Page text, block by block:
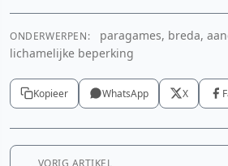
ONDERWERPEN:
paragames, breda,
lichamelijke beperking
Kopieer WhatsApp X
VORIG ARTIKEL